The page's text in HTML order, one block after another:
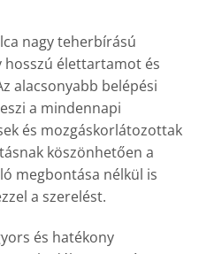
nagy teherbírású
hosszú élettartamot és
alacsonyabb belépési
a mindennapi
és mozgáskorlátozottak
köszönhetően a
megbontása nélkül is
a szerelést.
és hatékony